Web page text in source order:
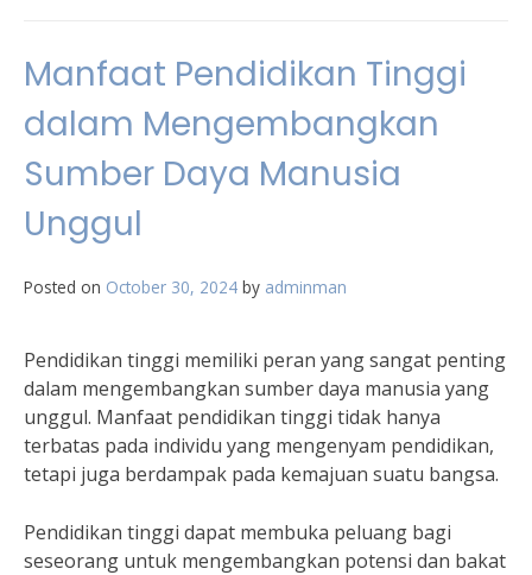
Manfaat Pendidikan Tinggi
dalam Mengembangkan
Sumber Daya Manusia
Unggul
Posted on October 30, 2024 by adminman
Pendidikan tinggi memiliki peran yang sangat penting
dalam mengembangkan sumber daya manusia yang
unggul. Manfaat pendidikan tinggi tidak hanya
terbatas pada individu yang mengenyam pendidikan,
tetapi juga berdampak pada kemajuan suatu bangsa.
Pendidikan tinggi dapat membuka peluang bagi
seseorang untuk mengembangkan potensi dan bakat